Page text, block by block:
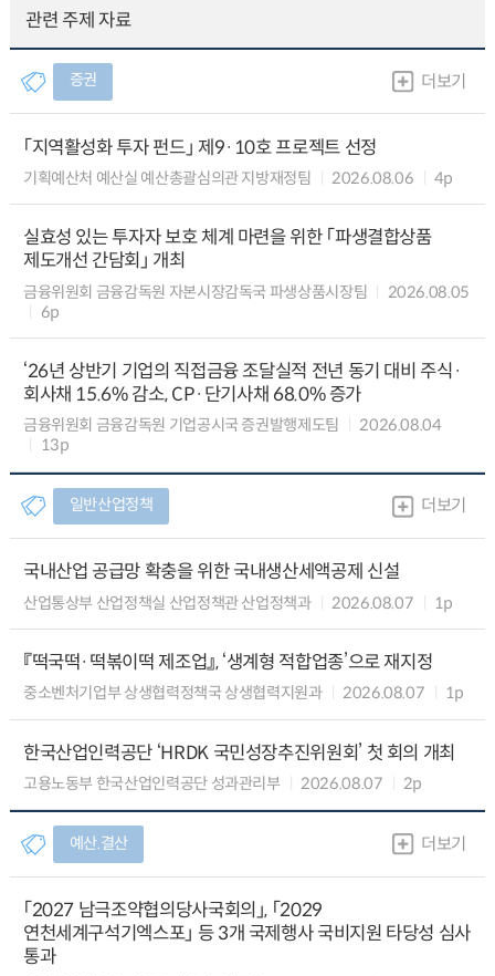
관련 주제 자료
증권 더보기
「지역활성화 투자 펀드」 제9·10호 프로젝트 선정
기획예산처 예산실 예산총괄심의관 지방재정팀 2026.08.06 4p
실효성 있는 투자자 보호 체계 마련을 위한 「파생결합상품
제도개선 간담회」 개최
금융위원회 금융감독원 자본시장감독국 파생상품시장팀
2026.08.05
6p
‘26년 상반기 기업의 직접금융 조달실적 전년 동기 대비 주식·
회사채 15.6% 감소, CP·단기사채 68.0% 증가
금융위원회 금융감독원 기업공시국 증권발행제도팀
2026.08.04
13p
일반산업정책 더보기
국내산업 공급망 확충을 위한 국내생산세액공제 신설
산업통상부 산업정책실 산업정책관 산업정책과 2026.08.07 1p
『떡국떡·떡볶이떡 제조업』, ‘생계형 적합업종’으로 재지정
중소벤처기업부 상생협력정책국 상생협력지원과 2026.08.07 1p
한국산업인력공단 ‘HRDK 국민성장추진위원회’ 첫 회의 개최
고용노동부 한국산업인력공단 성과관리부 2026.08.07 2p
예산.결산 더보기
「2027 남극조약협의당사국회의」, 「2029
연천세계구석기엑스포」 등 3개 국제행사 국비지원 타당성 심사
통과